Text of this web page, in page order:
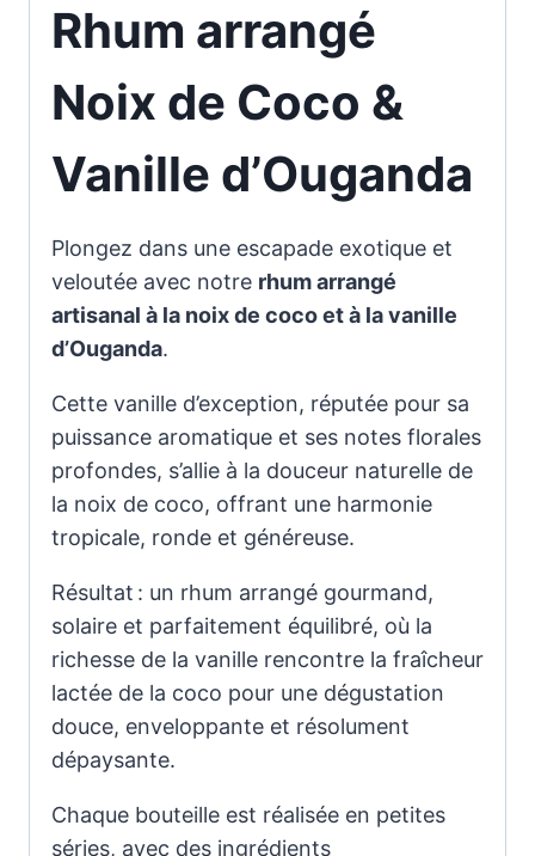
Rhum arrangé
Noix de Coco &
Vanille d’Ouganda
Plongez dans une escapade exotique et
veloutée avec notre rhum arrangé
artisanal à la noix de coco et à la vanille
d’Ouganda.
Cette vanille d’exception, réputée pour sa
puissance aromatique et ses notes florales
profondes, s’allie à la douceur naturelle de
la noix de coco, offrant une harmonie
tropicale, ronde et généreuse.
Résultat : un rhum arrangé gourmand,
solaire et parfaitement équilibré, où la
richesse de la vanille rencontre la fraîcheur
lactée de la coco pour une dégustation
douce, enveloppante et résolument
dépaysante.
Chaque bouteille est réalisée en petites
séries, avec des ingrédients